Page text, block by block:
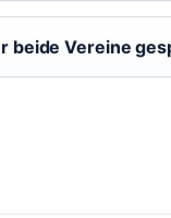
beide Vereine